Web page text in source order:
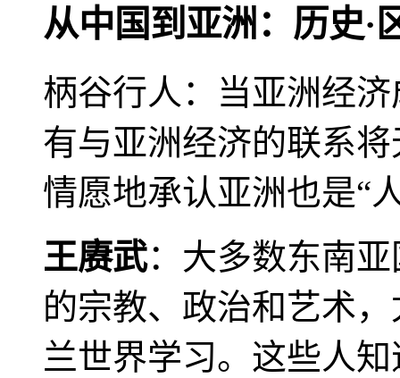
从中国到亚洲：历史·
柄谷行人：当亚洲经
有与亚洲经济的联系
情愿地承认亚洲也是“
王赓武：大多数东南
的宗教、政治和艺术
兰世界学习。这些人